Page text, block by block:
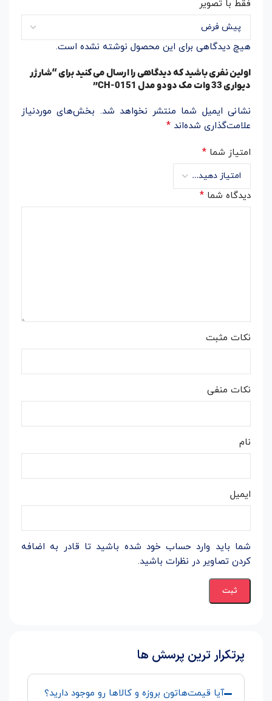
فقط با تصویر
هیچ دیدگاهی برای این محصول نوشته نشده است.
اولین نفری باشید که دیدگاهی را ارسال می کنید برای “شارژر
دیواری 33 وات مک دودو مدل CH-0151”
نشانی ایمیل شما منتشر نخواهد شد. بخش‌های موردنیاز
علامت‌گذاری شده‌اند *
امتیاز شما *
دیدگاه شما *
نکات مثبت
نکات منفی
نام
ایمیل
شما باید وارد حساب خود شده باشید تا قادر به اضافه
کردن تصاویر در نظرات باشید.
پرتکرار ترین پرسش ها
آیا قیمت‌هاتون بروزه و کالاها رو موجود دارید؟